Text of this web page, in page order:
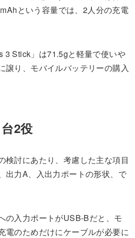
という容量では、2人分の充電
3 Stick」は71.5gと軽量で使いや
譲り、モバイルバッテリーの購入
2役
検討にあたり、考慮した主な項目
出力A、入出力ポートの形状、で
の入力ポートがUSB-Bだと、モ
電のためだけにケーブルが必要に